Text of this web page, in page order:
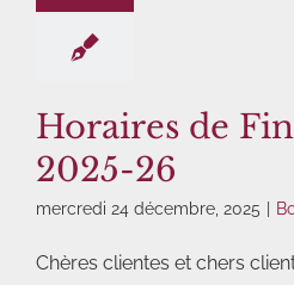
Horaires de
2025-26
mercredi 24 décembre, 2025
Chères clientes et chers